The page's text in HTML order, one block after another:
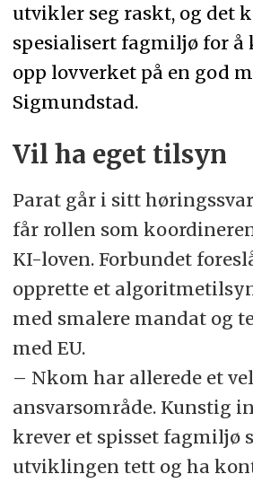
utvikler seg raskt, og det
spesialisert fagmiljø for å
opp lovverket på en god
Sigmundstad.
Vil ha eget tilsyn
Parat går i sitt
får rollen som
KI-loven. Forbundet
opprette et
med smalere mandat og
med EU.
– Nkom har allerede et
ansvarsområde. Kunstig
krever et spisset fagmiljø
utviklingen tett og ha